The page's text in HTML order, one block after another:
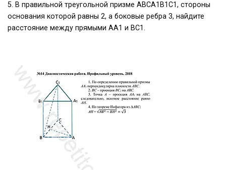
5. В правильной треугольной призме АВСА1В1С1, стороны
основания которой равны 2, а боковые ребра 3, найдите
расстояние между прямыми АА1 и ВС1.